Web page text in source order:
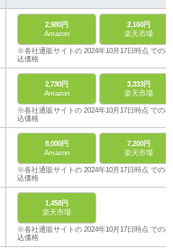
2,980円
Amazon
2,160円
楽天市場
※各社通販サイトの 2024年10月17日時点 での税
込価格
2,730円
Amazon
3,333円
楽天市場
※各社通販サイトの 2024年10月17日時点 での税
込価格
8,000円
Amazon
7,200円
楽天市場
※各社通販サイトの 2024年10月17日時点 での税
込価格
1,458円
楽天市場
※各社通販サイトの 2024年10月17日時点 での税
込価格